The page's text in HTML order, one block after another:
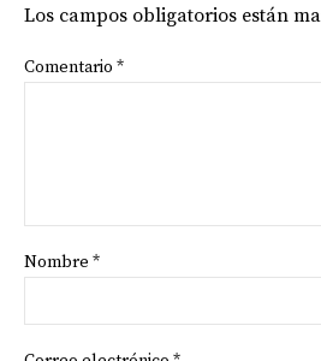
Los campos obligatorios están
Comentario *
Nombre *